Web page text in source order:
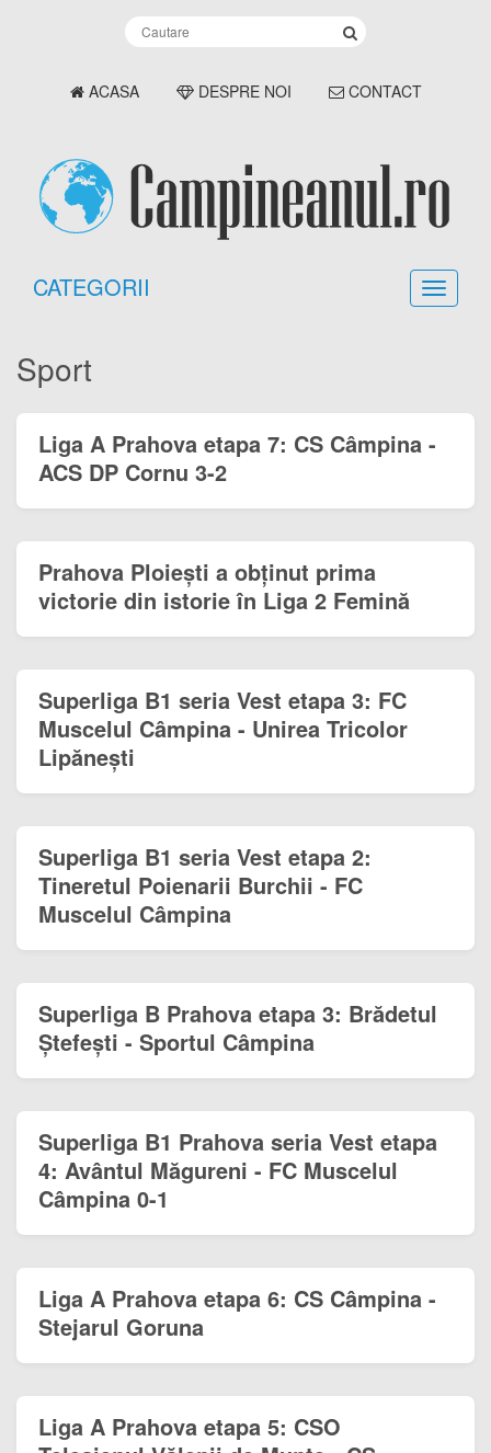
ACASA DESPRE NOI CONTACT
CATEGORII
Sport
Liga A Prahova etapa 7: CS Câmpina -
ACS DP Cornu 3-2
Prahova Ploiești a obținut prima
victorie din istorie în Liga 2 Femină
Superliga B1 seria Vest etapa 3: FC
Muscelul Câmpina - Unirea Tricolor
Lipănești
Superliga B1 seria Vest etapa 2:
Tineretul Poienarii Burchii - FC
Muscelul Câmpina
Superliga B Prahova etapa 3: Brădetul
Ștefești - Sportul Câmpina
Superliga B1 Prahova seria Vest etapa
4: Avântul Măgureni - FC Muscelul
Câmpina 0-1
Liga A Prahova etapa 6: CS Câmpina -
Stejarul Goruna
Liga A Prahova etapa 5: CSO